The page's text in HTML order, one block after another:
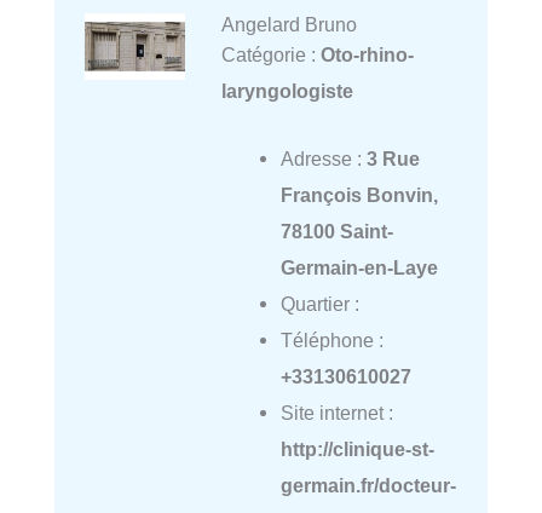
Angelard Bruno
Catégorie : Oto-rhino-
laryngologiste
Adresse : 3 Rue
François Bonvin,
78100 Saint-
Germain-en-Laye
Quartier :
Téléphone :
+33130610027
Site internet :
http://clinique-st-
germain.fr/docteur-